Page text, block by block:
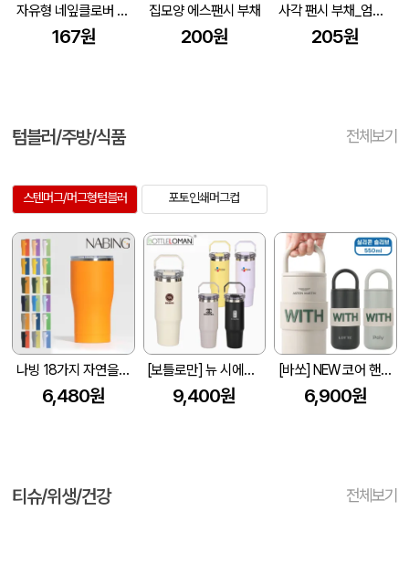
자유형 네잎클로버 막대팬시 (반투) 부채 (190파이)
167원
집모양 에스팬시 부채
200원
사각 팬시 부채_엄카맨 (175X190mm)
205원
텀블러/주방/식품 전체보기
스텐머그/머그형텀블러 포토인쇄머그컵
나빙 18가지 자연을 담은 304 스텐 슬라이드캡 텀블러 600ml
6,480원
[보틀로만] 뉴 시에나 텀블러 900ml
9,400원
[바쏘] NEW 코어 핸들 텀블러 550ml
6,900원
티슈/위생/건강 전체보기